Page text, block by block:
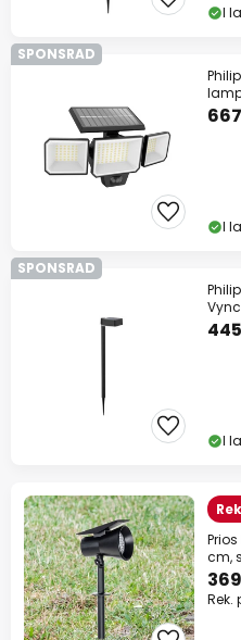
I
SPONSRAD
I
SPONSRAD
I
cm,
Rek.